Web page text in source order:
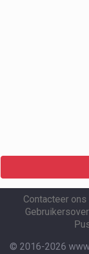
Contacteer ons
© 2016-2026